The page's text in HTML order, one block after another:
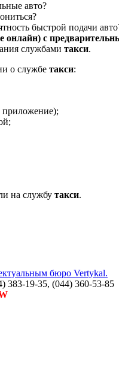
авто?
быстрой подачи
онлайн) с
службами такси.
о службе такси:
приложение);
на службу такси.
бюро Vertykal.
383-19-35, (044) 360-53-85
ти можеш зареєструвати